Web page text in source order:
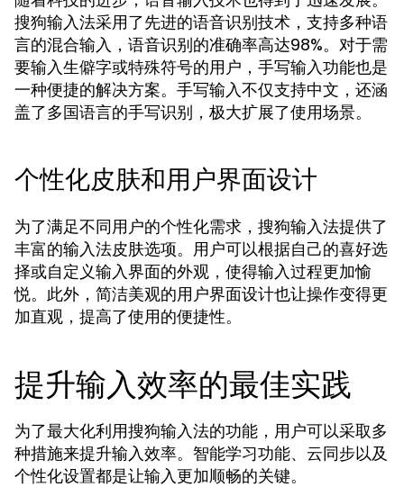
搜狗输入法采用了先进的语音识别技术，支持多种语
言的混合输入，语音识别的准确率高达98%。对于需
要输入生僻字或特殊符号的用户，手写输入功能也是
一种便捷的解决方案。手写输入不仅支持中文，还涵
盖了多国语言的手写识别，极大扩展了使用场景。
个性化皮肤和用户界面设计
为了满足不同用户的个性化需求，搜狗输入法提供了
丰富的输入法皮肤选项。用户可以根据自己的喜好选
择或自定义输入界面的外观，使得输入过程更加愉
悦。此外，简洁美观的用户界面设计也让操作变得更
加直观，提高了使用的便捷性。
提升输入效率的最佳实践
为了最大化利用搜狗输入法的功能，用户可以采取多
种措施来提升输入效率。智能学习功能、云同步以及
个性化设置都是让输入更加顺畅的关键。